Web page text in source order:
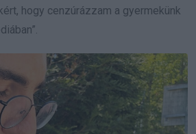
hogy cenzúrázzam a gyermekünk